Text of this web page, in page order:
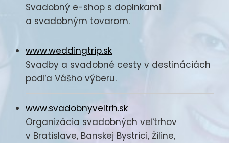
Svadobný e-shop s doplnkami
a svadobným tovarom.
www.weddingtrip.sk
Svadby a svadobné cesty v destináciách
podľa Vášho výberu.
www.svadobnyveltrh.sk
Organizácia svadobných veľtrhov
v Bratislave, Banskej Bystrici, Žiline,